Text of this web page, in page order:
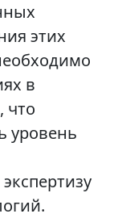
этих
в
что
уровень